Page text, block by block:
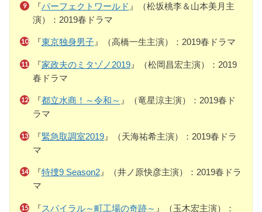
『パーフェクトワールド 』（松坂桃李＆山本美月主
演）：2019春ドラマ
『東京独身男子』（高橋一生主演）：2019春ドラマ
『家政夫のミタゾノ2019』（松岡昌宏主演）：2019
春ドラマ
『都立水商！～令和～ 』（竜星涼主演）：2019春ド
ラマ
『緊急取調室2019』（天海祐希主演）：2019春ドラ
マ
『特捜9 Season2』（井ノ原快彦主演）：2019春ドラ
マ
『スパイラル～町工場の奇跡～ 』（玉木宏主演）：